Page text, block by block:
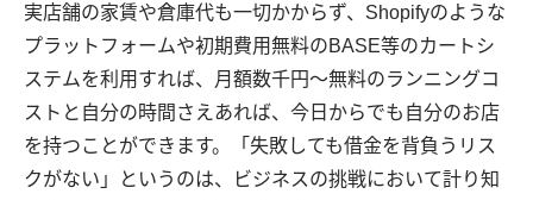
実店舗の家賃や倉庫代も一切かからず、Shopifyのような
プラットフォームや初期費用無料のBASE等のカートシ
ステムを利用すれば、月額数千円〜無料のランニングコ
ストと自分の時間さえあれば、今日からでも自分のお店
を持つことができます。「失敗しても借金を背負うリス
クがない」というのは、ビジネスの挑戦において計り知